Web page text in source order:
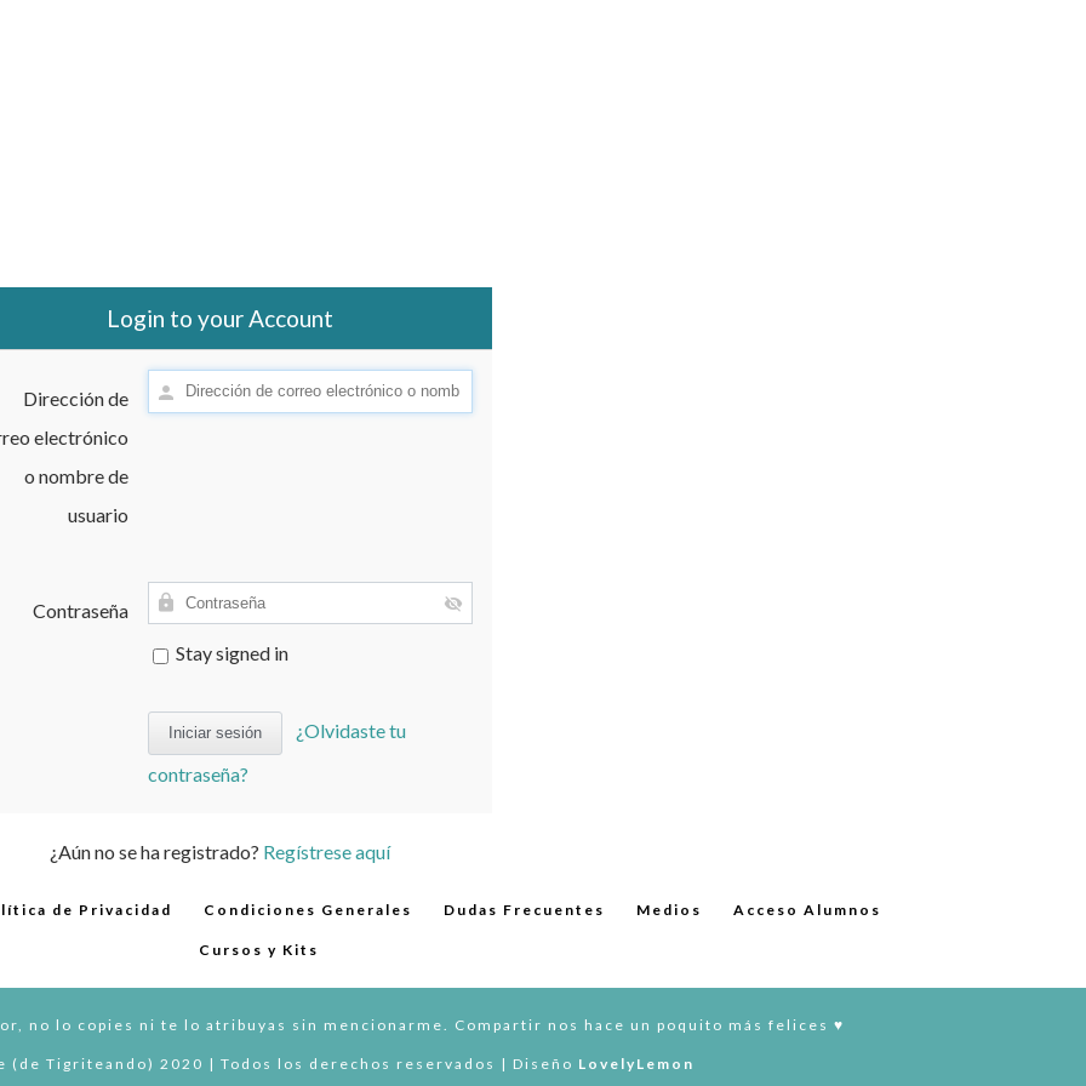
Login to your Account
Dirección de
electrónico
o nombre de
usuario
Contraseña
Stay signed in
¿Olvidaste tu
contraseña?
¿Aún no se ha registrado? Regístrese aquí
de Privacidad Condiciones Generales Dudas Frecuentes Medios Acceso Alumnos
Cursos y Kits
no lo copies ni te lo atribuyas sin mencionarme. Compartir nos hace un poquito más felices ♥︎
(de Tigriteando) 2020 | Todos los derechos reservados | Diseño LovelyLemon